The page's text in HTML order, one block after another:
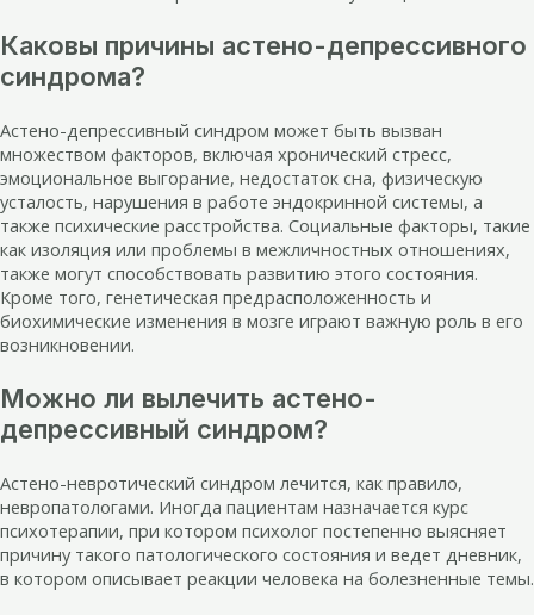
Каковы причины астено-депрессивного
синдрома?
Астено-депрессивный синдром может быть вызван
множеством факторов, включая хронический стресс,
эмоциональное выгорание, недостаток сна, физическую
усталость, нарушения в работе эндокринной системы, а
также психические расстройства. Социальные факторы, такие
как изоляция или проблемы в межличностных отношениях,
также могут способствовать развитию этого состояния.
Кроме того, генетическая предрасположенность и
биохимические изменения в мозге играют важную роль в его
возникновении.
Можно ли вылечить астено-
депрессивный синдром?
Астено-невротический синдром лечится, как правило,
невропатологами. Иногда пациентам назначается курс
психотерапии, при котором психолог постепенно выясняет
причину такого патологического состояния и ведет дневник,
в котором описывает реакции человека на болезненные темы.